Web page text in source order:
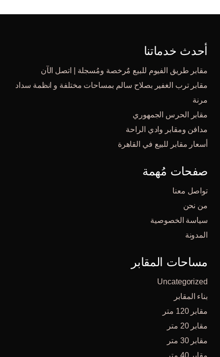
أحدث خدماتنا
مقابر طريق الفيوم للبيع مٌرخصة ومُسجلة | اتصل الآن
مقابر ترب الغفير بصلاح سالم بمساحات مختلفة و انظمة سداد
مرنة
مقابر الحرس الجمهوري
مدافن ومقابر وادي الراحة
أسعار مقابر للبيع في القاهرة
صفحات مُهمة
تواصل معنا
من نحن
سياسة الخصوصية
المدونة
مساحات المقابر
Uncategorized
بناء المقابر
مقابر 120 متر
مقابر 20 متر
مقابر 30 متر
مقابر 40 متر